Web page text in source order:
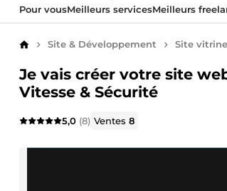
Pour vousMeilleurs servicesMeilleurs
AccueilSite & Développement Site vitrine
Je vais créer votre site
Vitesse & Sécurité
5,0 (8) Ventes8